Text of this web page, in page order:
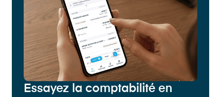
Essayez la comptabilité en